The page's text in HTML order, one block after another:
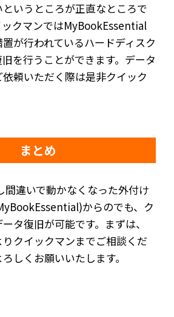
いうところが正直なところで
クマンではMyBookEssential
が行われているハードディスク
を行うことができます。データ
頼いただく際は是非クイック
まとめ
間違いで動かなくなった外付け
からのでも、ク
タ復旧が可能です。まずは、
クイックマンまでご相談くだ
しくお願いいたします。